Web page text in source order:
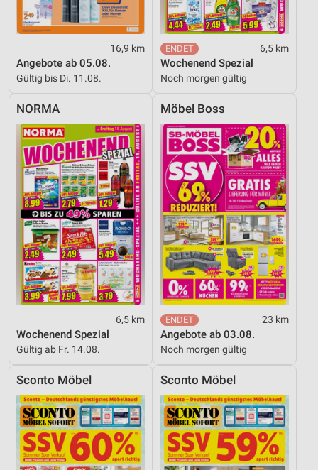
16,9 km
Angebote ab 05.08.
Gültig bis Di. 11.08.
6,5 km
Wochenend Spezial
Noch morgen gültig
NORMA
6,5 km
Wochenend Spezial
Gültig ab Fr. 14.08.
Möbel Boss
23 km
Angebote ab 03.08.
Noch morgen gültig
Sconto Möbel Sconto Möbel